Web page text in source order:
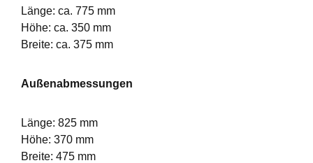
Länge: ca. 775 mm
Höhe: ca. 350 mm
Breite: ca. 375 mm
Außenabmessungen
Länge: 825 mm
Höhe: 370 mm
Breite: 475 mm